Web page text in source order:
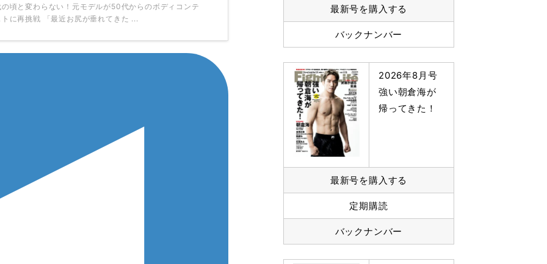
の頃と変わらない！元モデルが50代からのボディコンテ
トに再挑戦 「最近お尻が垂れてきた ...
最新号を購入する
バックナンバー
2026年8月号
強い朝倉海が
帰ってきた！
最新号を購入する
定期購読
バックナンバー